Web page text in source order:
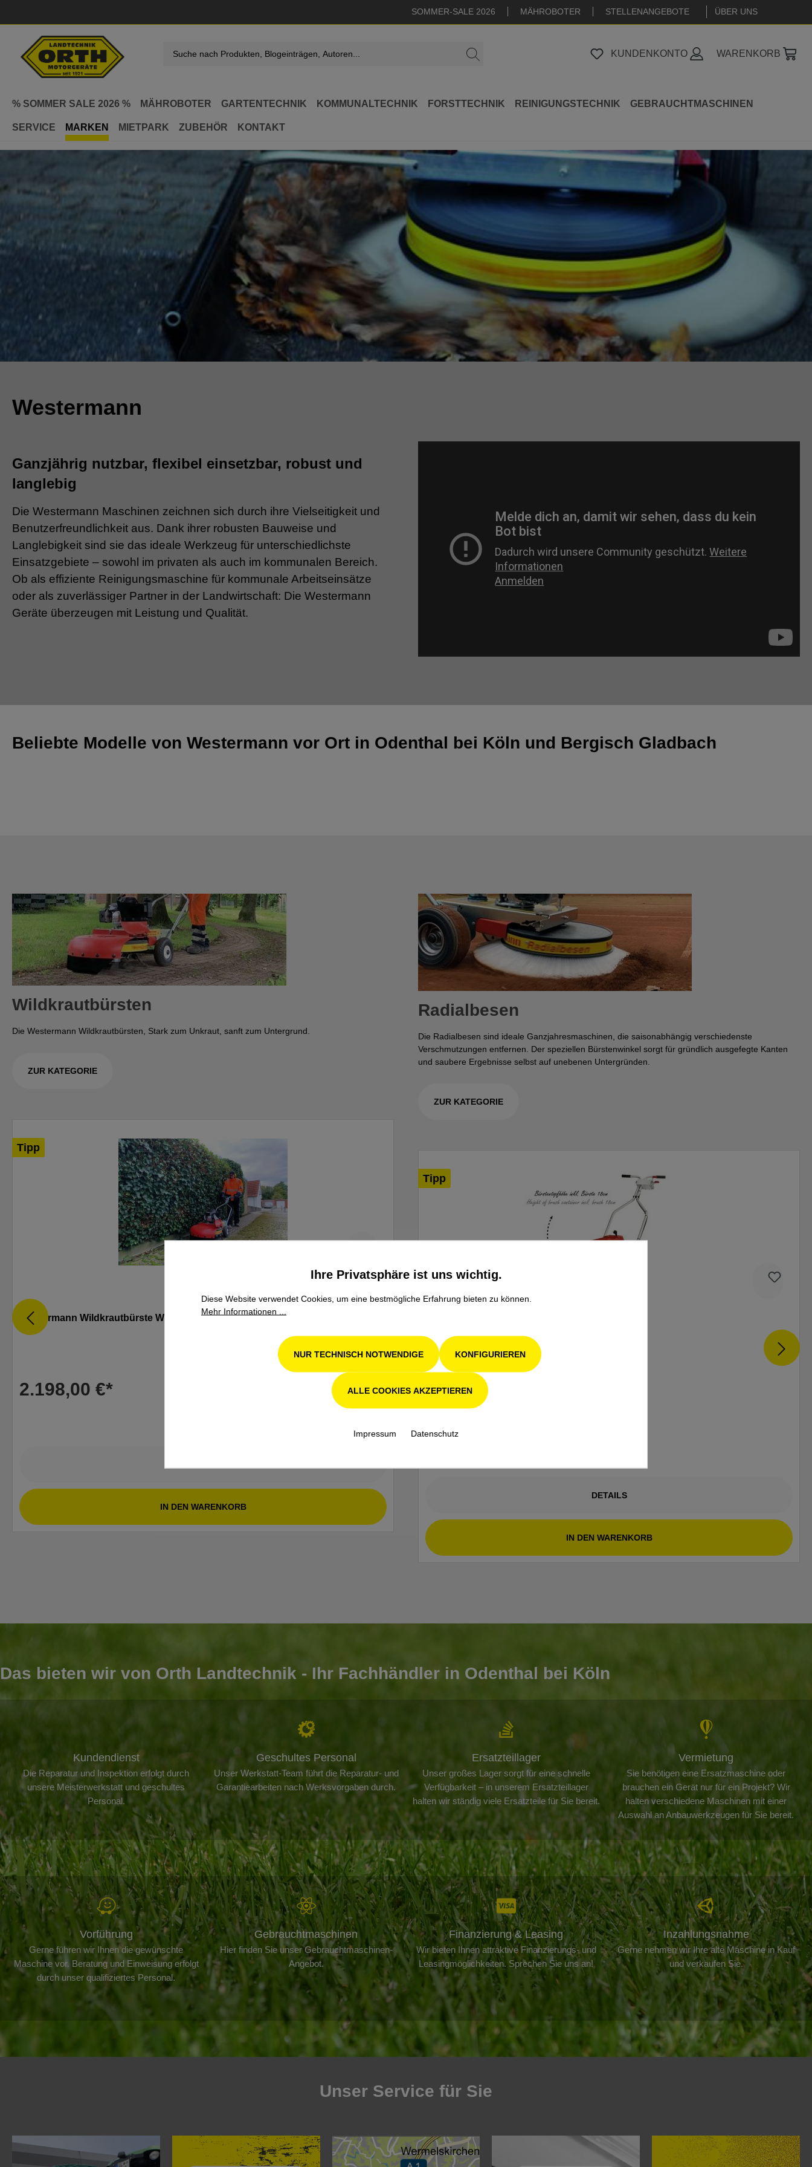
SOMMER-SALE 2026 MÄHROBOTER STELLENANGEBOTE ÜBER UNS
KUNDENKONTO WARENKORB
% SOMMER SALE 2026 % MÄHROBOTER GARTENTECHNIK KOMMUNALTECHNIK FORSTTECHNIK REINIGUNGSTECHNIK GEBRAUCHTMASCHINEN
SERVICE MARKEN MIETPARK ZUBEHÖR KONTAKT
Westermann
Ganzjährig nutzbar, flexibel einsetzbar, robust und
langlebig
Die Westermann Maschinen zeichnen sich durch ihre Vielseitigkeit und
Benutzerfreundlichkeit aus. Dank ihrer robusten Bauweise und
Langlebigkeit sind sie das ideale Werkzeug für unterschiedlichste
Einsatzgebiete – sowohl im privaten als auch im kommunalen Bereich.
Ob als effiziente Reinigungsmaschine für kommunale Arbeitseinsätze
oder als zuverlässiger Partner in der Landwirtschaft: Die Westermann
Geräte überzeugen mit Leistung und Qualität.
Beliebte Modelle von Westermann vor Ort in Odenthal bei Köln und Bergisch Gladbach
Wildkrautbürsten
Die Westermann Wildkrautbürsten, Stark zum Unkraut, sanft zum Untergrund.
ZUR KATEGORIE
Tipp
Westermann Wildkrautbürste WKB 660 Honda
2.198,00 €*
IN DEN WARENKORB
Radialbesen
Die Radialbesen sind ideale Ganzjahresmaschinen, die saisonabhängig verschiedenste
Verschmutzungen entfernen. Der speziellen Bürstenwinkel sorgt für gründlich ausgefegte Kanten
und saubere Ergebnisse selbst auf unebenen Untergründen.
ZUR KATEGORIE
Tipp
Westermann Radialbesen WR 870 Akku
DETAILS
IN DEN WARENKORB
Das bieten wir von Orth Landtechnik - Ihr Fachhändler in Odenthal bei Köln
Kundendienst
Die Reparatur und Inspektion erfolgt durch
unsere Meisterwerkstatt und geschultes
Personal.
Geschultes Personal
Unser Werkstatt-Team führt die Reparatur- und
Garantiearbeiten nach Werksvorgaben durch.
Ersatzteillager
Unser großes Lager sorgt für eine schnelle
Verfügbarkeit – in unserem Ersatzteillager
halten wir ständig viele Ersatzteile für Sie bereit.
Vermietung
Sie benötigen eine Ersatzmaschine oder
brauchen ein Gerät nur für ein Projekt? Wir
halten verschiedene Maschinen mit einer
Auswahl an Anbauwerkzeugen für Sie bereit.
Vorführung
Gerne führen wir Ihnen die gewünschte
Maschine vor. Beratung und Einweisung erfolgt
durch unser qualifiziertes Personal.
Gebrauchtmaschinen
Hier finden Sie unser Gebrauchtmaschinen-
Angebot.
Finanzierung & Leasing
Wir bieten Ihnen attraktive Finanzierungs- und
Leasingmöglichkeiten. Sprechen Sie uns an!
Inzahlungsnahme
Gerne nehmen wir Ihre alte Maschine in Kauf
und verkaufen Sie.
Unser Service für Sie
Ihre Privatsphäre ist uns wichtig.
Diese Website verwendet Cookies, um eine bestmögliche Erfahrung bieten zu können.
Mehr Informationen ...
NUR TECHNISCH NOTWENDIGE KONFIGURIEREN
ALLE COOKIES AKZEPTIEREN
Impressum Datenschutz